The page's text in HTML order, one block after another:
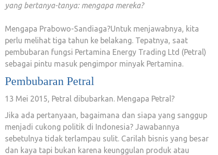
yang bertanya-tanya: mengapa mereka?
Mengapa Prabowo-Sandiaga?Untuk menjawabnya, kita
perlu melihat tiga tahun ke belakang. Tepatnya, saat
pembubaran fungsi Pertamina Energy Trading Ltd (Petral)
sebagai pintu masuk pengimpor minyak Pertamina.
Pembubaran Petral
13 Mei 2015, Petral dibubarkan. Mengapa Petral?
Jika ada pertanyaan, bagaimana dan siapa yang sanggup
menjadi cukong politik di Indonesia? Jawabannya
sebetulnya tidak terlampau sulit. Carilah bisnis yang besar
dan kaya tapi bukan karena keunggulan produk atau